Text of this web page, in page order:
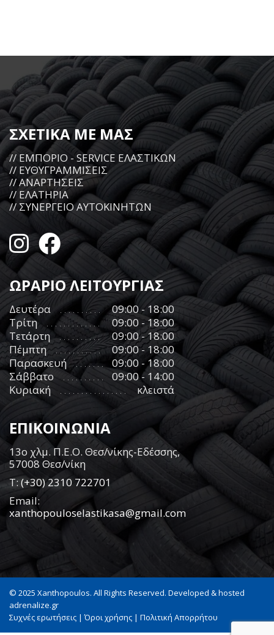
ΣΧΕΤΙΚΑ ΜΕ ΜΑΣ
// ΕΜΠΟΡΙΟ - SERVICE ΕΛΑΣΤΙΚΩΝ
// ΕΥΘΥΓΡΑΜΜΙΣΕΙΣ
// ΑΝΑΡΤΗΣΕΙΣ
// ΕΛΑΤΗΡΙΑ
// ΣΥΝΕΡΓΕΙΟ ΑΥΤΟΚΙΝΗΤΩΝ
ΩΡΑΡΙΟ ΛΕΙΤΟΥΡΓΙΑΣ
Δευτέρα
09:00 - 18:00
Τρίτη
09:00 - 18:00
Τετάρτη
09:00 - 18:00
Πέμπτη
09:00 - 18:00
Παρασκευή
09:00 - 18:00
Σάββατο
09:00 - 14:00
Κυριακή
κλειστά
ΕΠΙΚΟΙΝΩΝΙΑ
13ο χλμ. Π.Ε.Ο. Θεσ/νίκης-Εδέσσης,
57008 Θεσ/νίκη
Τ:(+30) 2310 722701
Email:
xanthopouloselastikasa@gmail.com
© 2025 Xanthopoulos. All Rights Reserved. Developed & hosted
adrenalize.gr
Συχνές ερωτήσεις |Όροι χρήσης | Πολιτική Απορρήτου